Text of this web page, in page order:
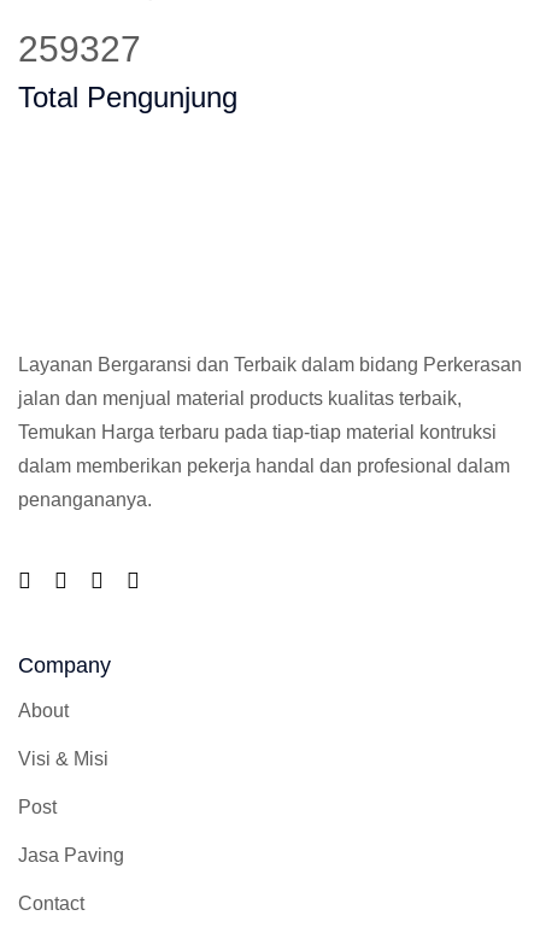
336045
Total Pengunjung
Layanan Bergaransi dan Terbaik dalam bidang Perkerasan
jalan dan menjual material products kualitas terbaik,
Temukan Harga terbaru pada tiap-tiap material kontruksi
dalam memberikan pekerja handal dan profesional dalam
penangananya.
Company
About
Visi & Misi
Post
Jasa Paving
Contact